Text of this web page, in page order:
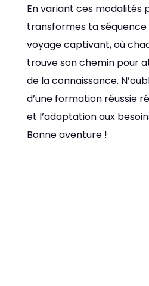
En variant ces modalités
transformes ta
voyage captivant, où
trouve son chemin pour
de la connaissance.
d’une formation réussie
et l’adaptation aux
Bonne aventure !